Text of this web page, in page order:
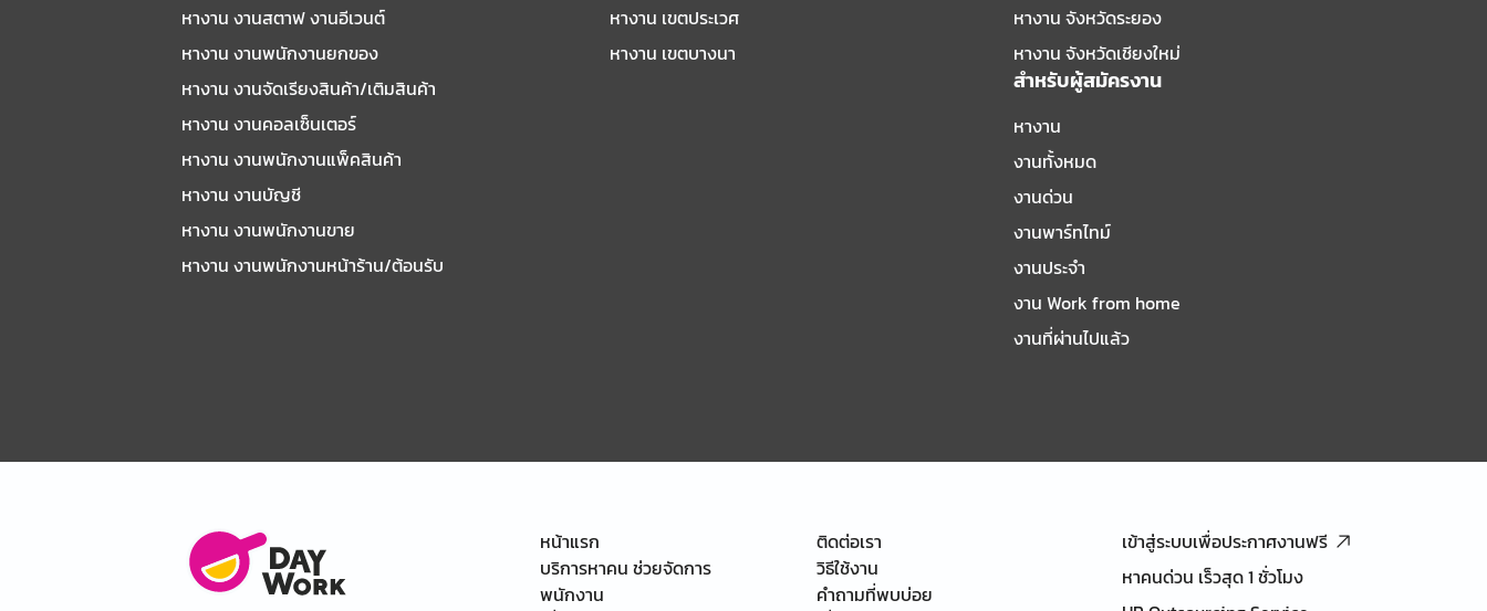
หางาน งานสตาฟ งานอีเวนต์
หางาน งานพนักงานยกของ
หางาน งานจัดเรียงสินค้า/เติมสินค้า
หางาน งานคอลเซ็นเตอร์
หางาน งานพนักงานแพ็คสินค้า
หางาน งานบัญชี
หางาน งานพนักงานขาย
หางาน งานพนักงานหน้าร้าน/ต้อนรับ
หางาน เขตประเวศ
หางาน เขตบางนา
หางาน จังหวัดระยอง
หางาน จังหวัดเชียงใหม่
สำหรับผู้สมัครงาน
หางาน
งานทั้งหมด
งานด่วน
งานพาร์ทไทม์
งานประจำ
งาน Work from home
งานที่ผ่านไปแล้ว
หน้าแรก
บริการหาคน ช่วยจัดการ
พนักงาน
ติดต่อเรา
วิธีใช้งาน
คำถามที่พบบ่อย
เข้าสู่ระบบเพื่อประกาศงานฟรี
หาคนด่วน เร็วสุด 1 ชั่วโมง